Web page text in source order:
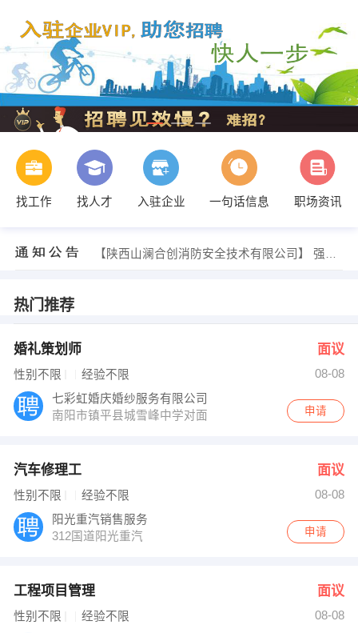
找工作 找人才 入驻企业 一句话信息
职场资讯
【陕西山澜合创消防安全技术有限公司】 强势入驻
黄女士 发布 [网络工程师 ] 招聘信息
热门推荐
婚礼策划师 面议
性别不限 经验不限
08-08
七彩虹婚庆婚纱服务有限公司
南阳市镇平县城雪峰中学对面
申请
汽车修理工 面议
性别不限 经验不限
08-08
阳光重汽销售服务
312国道阳光重汽
申请
工程项目管理 面议
性别不限 经验不限
08-08